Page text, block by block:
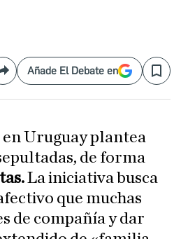
CompartirAñade El Debate en Save
Uruguay plantea
de forma
La iniciativa busca
que muchas
de compañía y dar